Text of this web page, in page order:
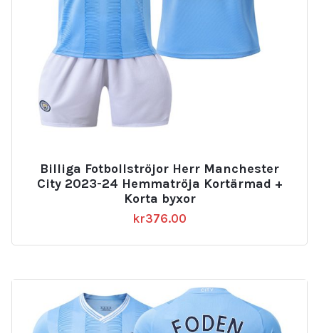
Billiga Fotbollströjor Herr Manchester
City 2023-24 Hemmatröja Kortärmad +
Korta byxor
kr376.00